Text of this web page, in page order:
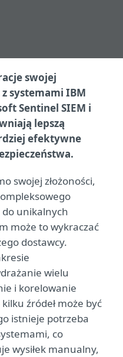
swojej
z systemami IBM
Sentinel SIEM i
lepszą
efektywne
swojej złożoności,
do unikalnych
może to wykraczać
dostawcy.
wielu
i korelowanie
źródeł może być
istnieje potrzeba
co
wysiłek manualny,